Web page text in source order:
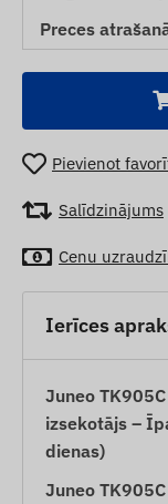
Preces
Pievienot
Salīdzinājums
Cenu
Ierīces
Juneo
izsekotājs –
dienas)
Juneo TK905C